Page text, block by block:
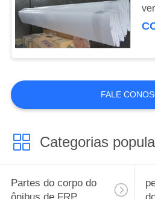
FALE
Categorias
Partes do corpo do